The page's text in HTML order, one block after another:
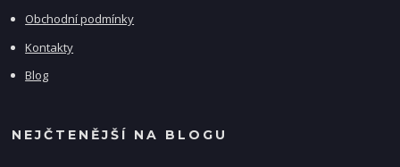
Obchodní podmínky
Kontakty
Blog
NEJČTENĚJŠÍ NA BLOGU